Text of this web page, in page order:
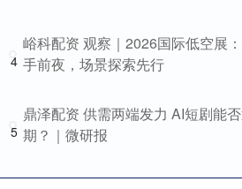
4
峪科配资 观察｜2026国际低空展
手前夜，场景探索先行
5
鼎泽配资 供需两端发力 AI短剧能
期？｜微研报